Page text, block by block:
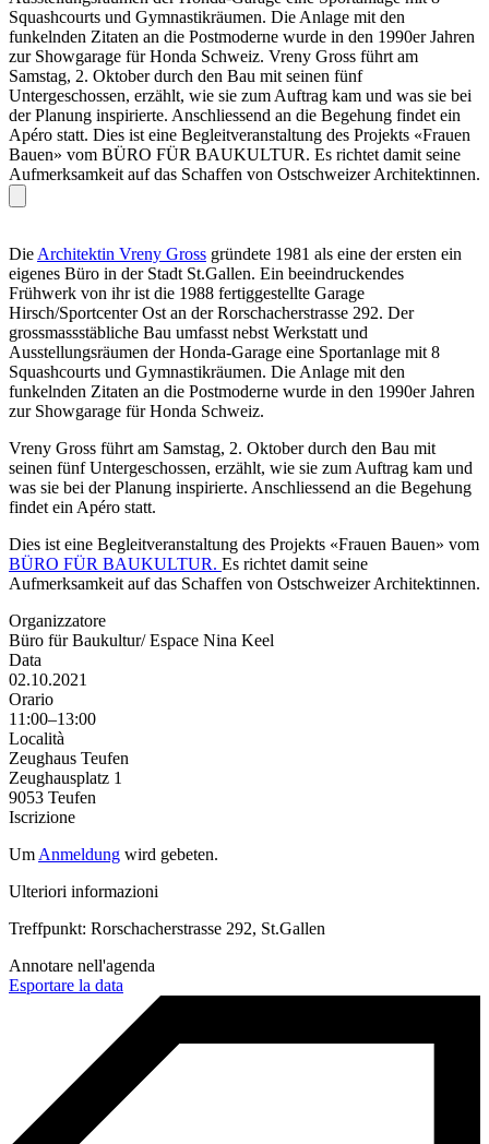
Squashcourts und Gymnastikräumen. Die Anlage mit den
funkelnden Zitaten an die Postmoderne wurde in den 1990er Jahren
zur Showgarage für Honda Schweiz. Vreny Gross führt am
Samstag, 2. Oktober durch den Bau mit seinen fünf
Untergeschossen, erzählt, wie sie zum Auftrag kam und was sie bei
der Planung inspirierte. Anschliessend an die Begehung findet ein
Apéro statt. Dies ist eine Begleitveranstaltung des Projekts «Frauen
Bauen» vom BÜRO FÜR BAUKULTUR. Es richtet damit seine
Aufmerksamkeit auf das Schaffen von Ostschweizer Architektinnen.
DieArchitektin Vreny Gross gründete 1981 als eine der ersten ein
eigenes Büro in der Stadt St.Gallen. Ein beeindruckendes
Frühwerk von ihr ist die 1988 fertiggestellte Garage
Hirsch/Sportcenter Ost an der Rorschacherstrasse 292. Der
grossmassstäbliche Bau umfasst nebst Werkstatt und
Ausstellungsräumen der Honda-Garage eine Sportanlage mit 8
Squashcourts und Gymnastikräumen. Die Anlage mit den
funkelnden Zitaten an die Postmoderne wurde in den 1990er Jahren
zur Showgarage für Honda Schweiz.
Vreny Gross führt am Samstag, 2. Oktober durch den Bau mit
seinen fünf Untergeschossen, erzählt, wie sie zum Auftrag kam und
was sie bei der Planung inspirierte. Anschliessend an die Begehung
findet ein Apéro statt.
Dies ist eine Begleitveranstaltung des Projekts «Frauen Bauen» vom
BÜRO FÜR BAUKULTUR. Es richtet damit seine
Aufmerksamkeit auf das Schaffen von Ostschweizer Architektinnen.
Organizzatore
Büro für Baukultur/ Espace Nina Keel
Data
02.10.2021
Orario
11:00–13:00
Località
Zeughaus Teufen
Zeughausplatz 1
9053 Teufen
Iscrizione
UmAnmeldung wird gebeten.
Ulteriori informazioni
Treffpunkt: Rorschacherstrasse 292, St.Gallen
Annotare nell'agenda
Esportare la data